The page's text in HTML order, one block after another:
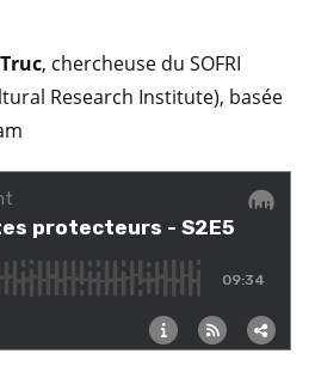
, chercheuse du SOFRI
Research Institute), basée